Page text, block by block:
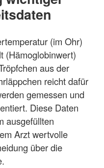
(im Ohr)
(Hämoglobinwert)
aus der
reicht dafür
gemessen und
Diese Daten
ausgefüllten
Arzt wertvolle
über die